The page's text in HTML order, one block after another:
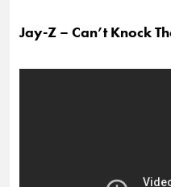
Jay-Z – Can’t Knock